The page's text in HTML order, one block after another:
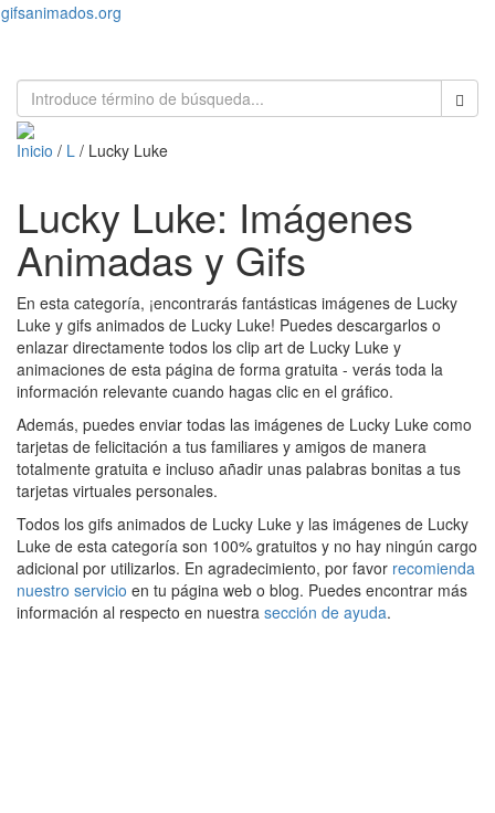
gifsanimados.org
Inicio / L / Lucky Luke
Lucky Luke: Imágenes
Animadas y Gifs
En esta categoría, ¡encontrarás fantásticas imágenes de Lucky
Luke y gifs animados de Lucky Luke! Puedes descargarlos o
enlazar directamente todos los clip art de Lucky Luke y
animaciones de esta página de forma gratuita - verás toda la
información relevante cuando hagas clic en el gráfico.
Además, puedes enviar todas las imágenes de Lucky Luke como
tarjetas de felicitación a tus familiares y amigos de manera
totalmente gratuita e incluso añadir unas palabras bonitas a tus
tarjetas virtuales personales.
Todos los gifs animados de Lucky Luke y las imágenes de Lucky
Luke de esta categoría son 100% gratuitos y no hay ningún cargo
adicional por utilizarlos. En agradecimiento, por favor recomienda
nuestro servicio en tu página web o blog. Puedes encontrar más
información al respecto en nuestra sección de ayuda.